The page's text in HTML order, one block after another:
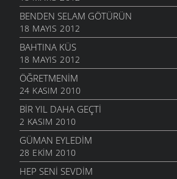
BENDEN SELAM GÖTÜRÜN
18 MAYIS 2012
BAHTINA KÜS
18 MAYIS 2012
ÖĞRETMENIM
24 KASIM 2010
BIR YIL DAHA GEÇTI
2 KASIM 2010
GÜMAN EYLEDIM
28 EKIM 2010
HEP SENI SEVDIM